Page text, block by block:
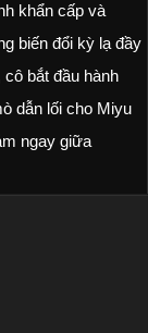
khẩn cấp và
biến đổi kỳ lạ đầy
bắt đầu hành
dẫn lối cho Miyu
ngay giữa